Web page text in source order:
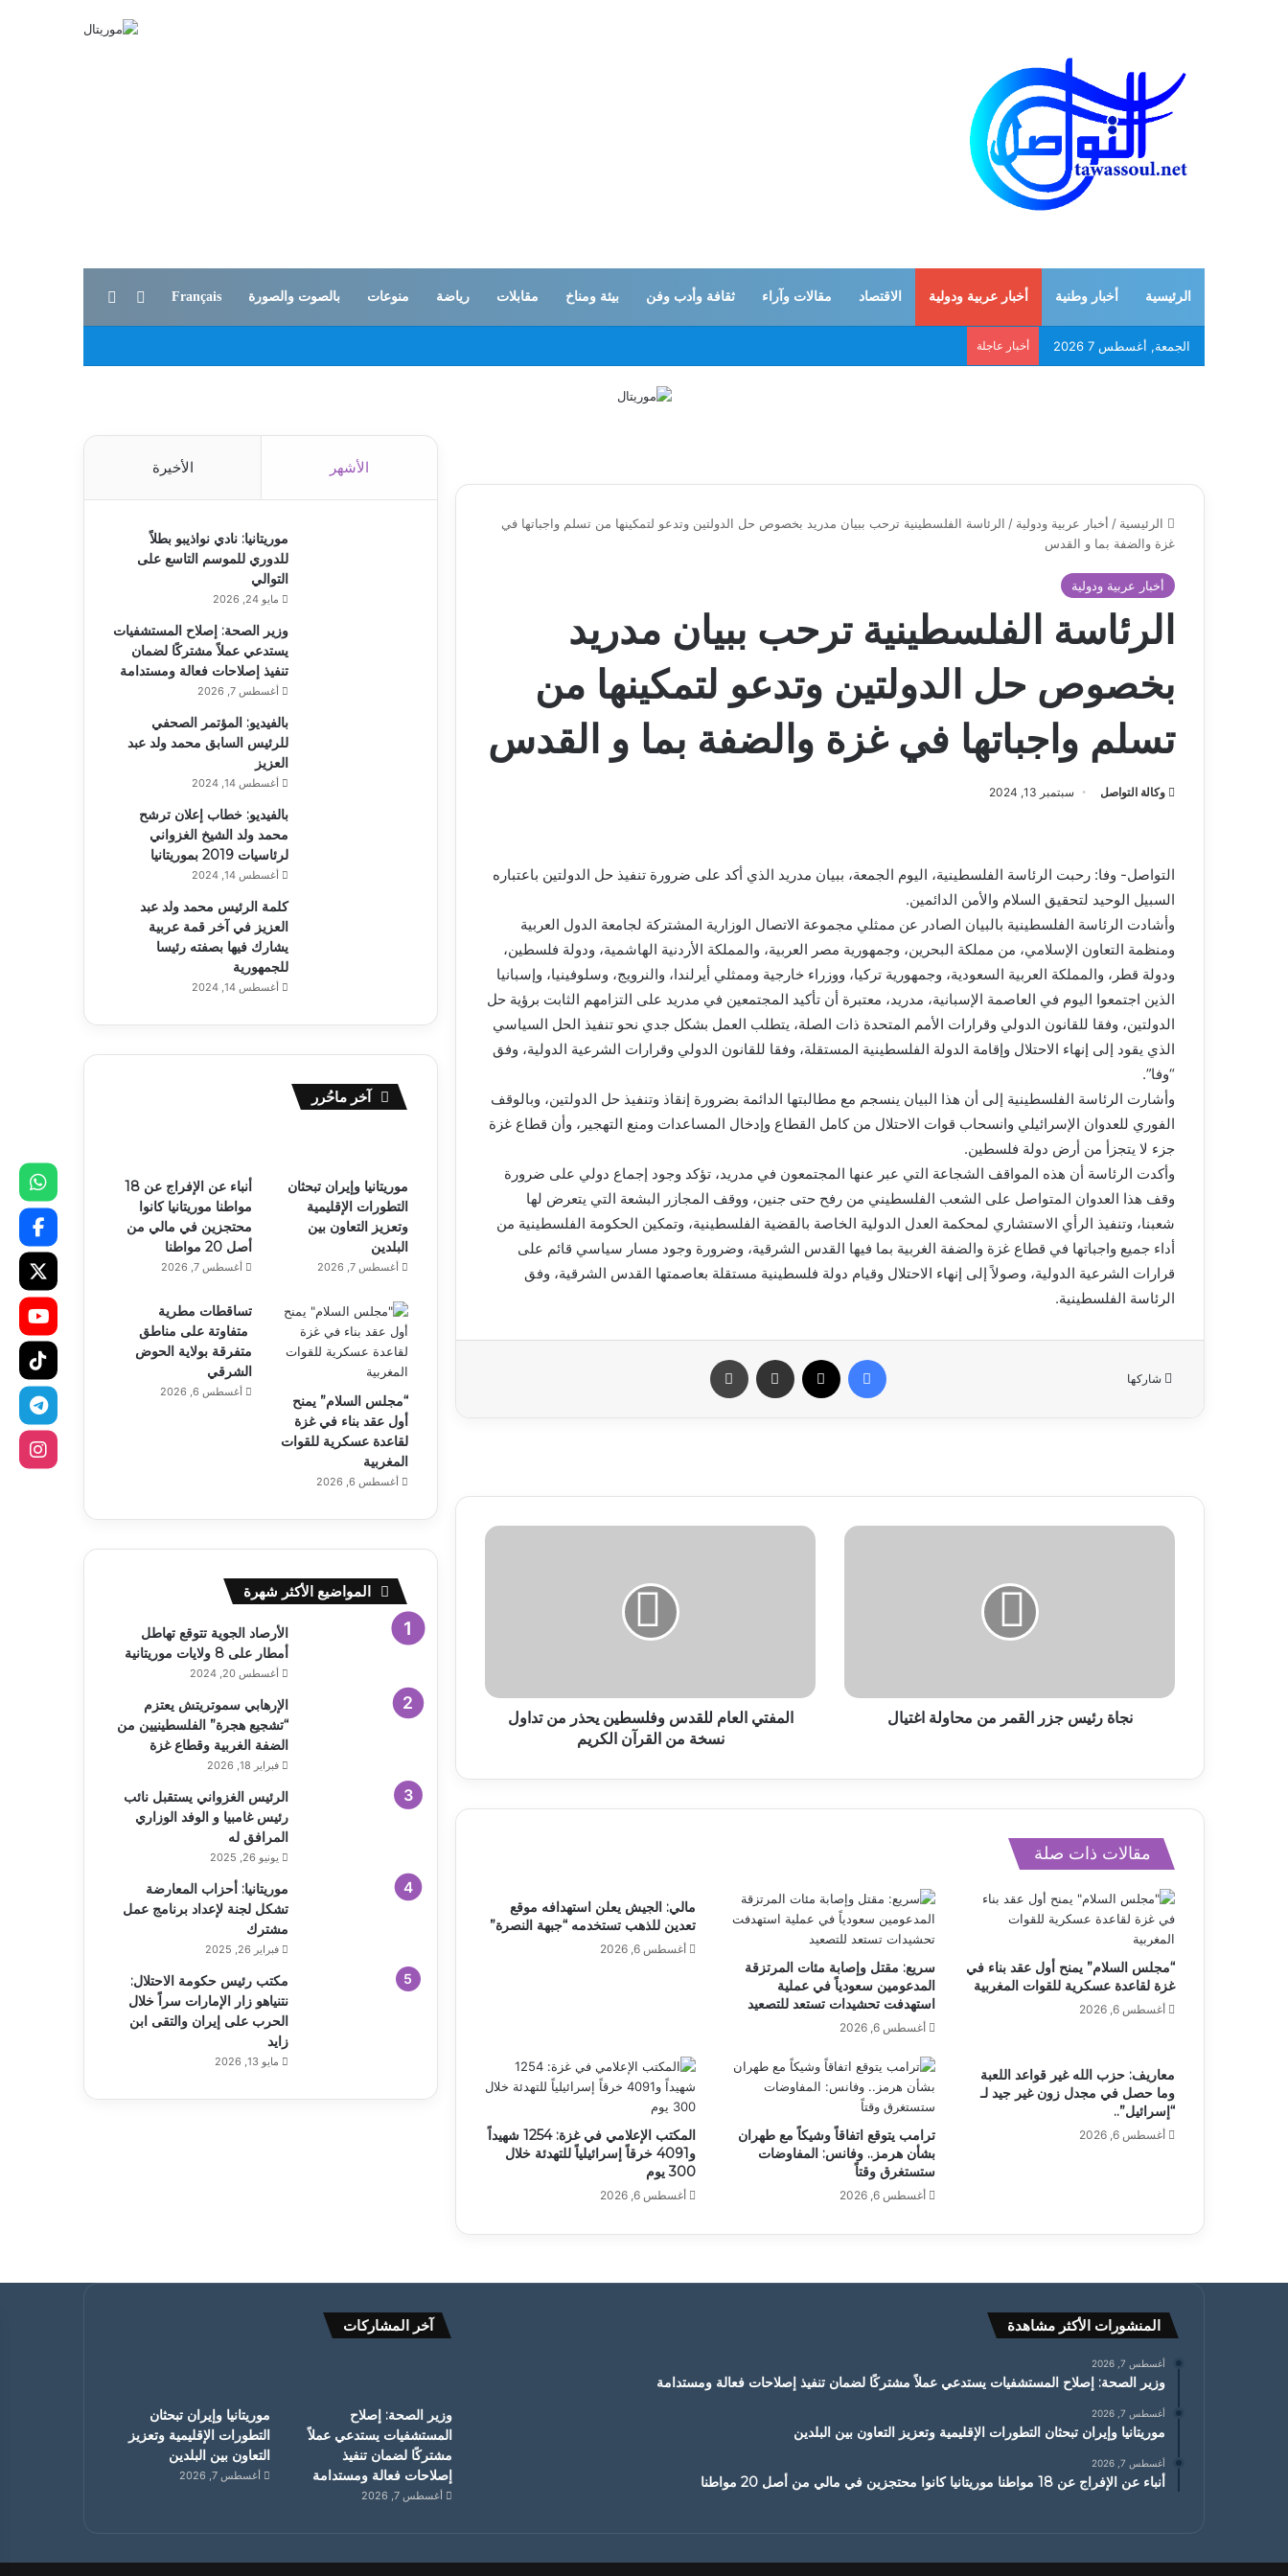
الرئيسية أخبار وطنية أخبار عربية ودولية الاقتصاد مقالات وآراء ثقافة وأدب وفن بيئة ومناخ مقابلات رياضة منوعات بالصوت والصورة Français الوضع المظلم
الجمعة, أغسطس 7 2026 أخبار عاجلة
الرئيسية / أخبار عربية ودولية / الرئاسة الفلسطينية ترحب ببيان مدريد بخصوص حل الدولتين وتدعو لتمكينها من تسلم واجباتها في
غزة والضفة بما و القدس
أخبار عربية ودولية
الرئاسة الفلسطينية ترحب ببيان مدريد
بخصوص حل الدولتين وتدعو لتمكينها من
تسلم واجباتها في غزة والضفة بما و القدس
وكالة التواصل سبتمبر 13, 2024
التواصل- وفا: رحبت الرئاسة الفلسطينية، اليوم الجمعة، ببيان مدريد الذي أكد على ضرورة تنفيذ حل الدولتين باعتباره
السبيل الوحيد لتحقيق السلام والأمن الدائمين.
وأشادت الرئاسة الفلسطينية بالبيان الصادر عن ممثلي مجموعة الاتصال الوزارية المشتركة لجامعة الدول العربية
ومنظمة التعاون الإسلامي، من مملكة البحرين، وجمهورية مصر العربية، والمملكة الأردنية الهاشمية، ودولة فلسطين،
ودولة قطر، والمملكة العربية السعودية، وجمهورية تركيا، ووزراء خارجية وممثلي أيرلندا، والنرويج، وسلوفينيا، وإسبانيا
الذين اجتمعوا اليوم في العاصمة الإسبانية، مدريد، معتبرة أن تأكيد المجتمعين في مدريد على التزامهم الثابت برؤية حل
الدولتين، وفقا للقانون الدولي وقرارات الأمم المتحدة ذات الصلة، يتطلب العمل بشكل جدي نحو تنفيذ الحل السياسي
الذي يقود إلى إنهاء الاحتلال وإقامة الدولة الفلسطينية المستقلة، وفقا للقانون الدولي وقرارات الشرعية الدولية، وفق
“وفا”.
وأشارت الرئاسة الفلسطينية إلى أن هذا البيان ينسجم مع مطالبتها الدائمة بضرورة إنقاذ وتنفيذ حل الدولتين، وبالوقف
الفوري للعدوان الإسرائيلي وانسحاب قوات الاحتلال من كامل القطاع وإدخال المساعدات ومنع التهجير، وأن قطاع غزة
جزء لا يتجزأ من أرض دولة فلسطين.
وأكدت الرئاسة أن هذه المواقف الشجاعة التي عبر عنها المجتمعون في مدريد، تؤكد وجود إجماع دولي على ضرورة
وقف هذا العدوان المتواصل على الشعب الفلسطيني من رفح حتى جنين، ووقف المجازر البشعة التي يتعرض لها
شعبنا، وتنفيذ الرأي الاستشاري لمحكمة العدل الدولية الخاصة بالقضية الفلسطينية، وتمكين الحكومة الفلسطينية من
أداء جميع واجباتها في قطاع غزة والضفة الغربية بما فيها القدس الشرقية، وضرورة وجود مسار سياسي قائم على
قرارات الشرعية الدولية، وصولاً إلى إنهاء الاحتلال وقيام دولة فلسطينية مستقلة بعاصمتها القدس الشرقية، وفق
الرئاسة الفلسطينية.
شاركها
فيسبوك مشاركة عبر البريد
نجاة رئيس جزر القمر من محاولة اغتيال
المفتي العام للقدس وفلسطين يحذر من تداول
نسخة من القرآن الكريم
مقالات ذات صلة
“مجلس السلام” يمنح أول عقد بناء في
غزة لقاعدة عسكرية للقوات المغربية
أغسطس 6, 2026
سريع: مقتل وإصابة مئات المرتزقة
المدعومين سعودياً في عملية
استهدفت تحشيدات تستعد للتصعيد
أغسطس 6, 2026
مالي: الجيش يعلن استهدافه موقع
تعدين للذهب تستخدمه “جبهة النصرة”
أغسطس 6, 2026
معاريف: حزب الله غير قواعد اللعبة
وما حصل في مجدل زون غير جيد لـ
“إسرائيل”..
أغسطس 6, 2026
ترامب يتوقع اتفاقاً وشيكاً مع طهران
بشأن هرمز.. وفانس: المفاوضات
ستستغرق وقتاً
أغسطس 6, 2026
المكتب الإعلامي في غزة: 1254 شهيداً
و4091 خرقاً إسرائيلياً للتهدئة خلال
300 يوم
أغسطس 6, 2026
الأشهر الأخيرة
موريتانيا: نادي نواذيبو بطلاً
للدوري للموسم التاسع على
التوالي
مايو 24, 2026
وزير الصحة: إصلاح المستشفيات
يستدعي عملاً مشتركًا لضمان
تنفيذ إصلاحات فعالة ومستدامة
أغسطس 7, 2026
بالفيديو: المؤتمر الصحفي
للرئيس السابق محمد ولد عبد
العزيز
أغسطس 14, 2024
بالفيديو: خطاب إعلان ترشح
محمد ولد الشيخ الغزواني
لرئاسيات 2019 بموريتانيا
أغسطس 14, 2024
كلمة الرئيس محمد ولد عبد
العزيز في آخر قمة عربية
يشارك فيها بصفته رئيسا
للجمهورية
أغسطس 14, 2024
آخر ماحُرر
موريتانيا وإيران تبحثان
التطورات الإقليمية
وتعزيز التعاون بين
البلدين
أغسطس 7, 2026
أنباء عن الإفراج عن 18
مواطنا موريتانيا كانوا
محتجزين في مالي من
أصل 20 مواطنا
أغسطس 7, 2026
“مجلس السلام” يمنح
أول عقد بناء في غزة
لقاعدة عسكرية للقوات
المغربية
أغسطس 6, 2026
تساقطات مطرية
متفاوتة على مناطق
متفرقة بولاية الحوض
الشرقي
أغسطس 6, 2026
المواضيع الأكثر شهرة
الأرصاد الجوية تتوقع تهاطل
أمطار على 8 ولايات موريتانية
أغسطس 20, 2024
الإرهابي سموتريتش يعتزم
“تشجيع هجرة” الفلسطينيين من
الضفة الغربية وقطاع غزة
فبراير 18, 2026
الرئيس الغزواني يستقبل نائب
رئيس غامبيا و الوفد الوزاري
المرافق له
يونيو 26, 2025
موريتانيا: أحزاب المعارضة
تشكل لجنة لإعداد برنامج عمل
مشترك
فبراير 26, 2025
مكتب رئيس حكومة الاحتلال:
نتنياهو زار الإمارات سراً خلال
الحرب على إيران والتقى ابن
زايد
مايو 13, 2026
المنشورات الأكثر مشاهدة
أغسطس 7, 2026
وزير الصحة: إصلاح المستشفيات يستدعي عملاً مشتركًا لضمان تنفيذ إصلاحات فعالة ومستدامة
أغسطس 7, 2026
موريتانيا وإيران تبحثان التطورات الإقليمية وتعزيز التعاون بين البلدين
أغسطس 7, 2026
أنباء عن الإفراج عن 18 مواطنا موريتانيا كانوا محتجزين في مالي من أصل 20 مواطنا
آخر المشاركات
وزير الصحة: إصلاح
المستشفيات يستدعي عملاً
مشتركًا لضمان تنفيذ
إصلاحات فعالة ومستدامة
أغسطس 7, 2026
موريتانيا وإيران تبحثان
التطورات الإقليمية وتعزيز
التعاون بين البلدين
أغسطس 7, 2026